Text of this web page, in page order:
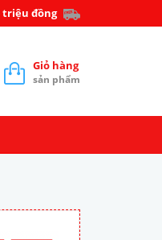
triệu đồng
Giỏ hàng
sản phẩm